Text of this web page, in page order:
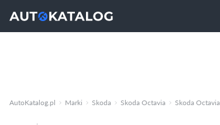
AutoKatalog.pl Marki Skoda Skoda Octavia Skoda Octavia